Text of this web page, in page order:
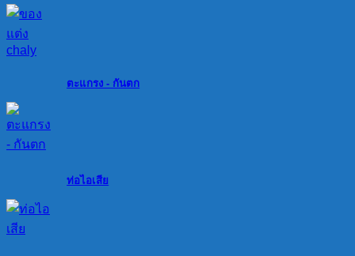
ตะแกรง - กันตก
ท่อไอเสีย